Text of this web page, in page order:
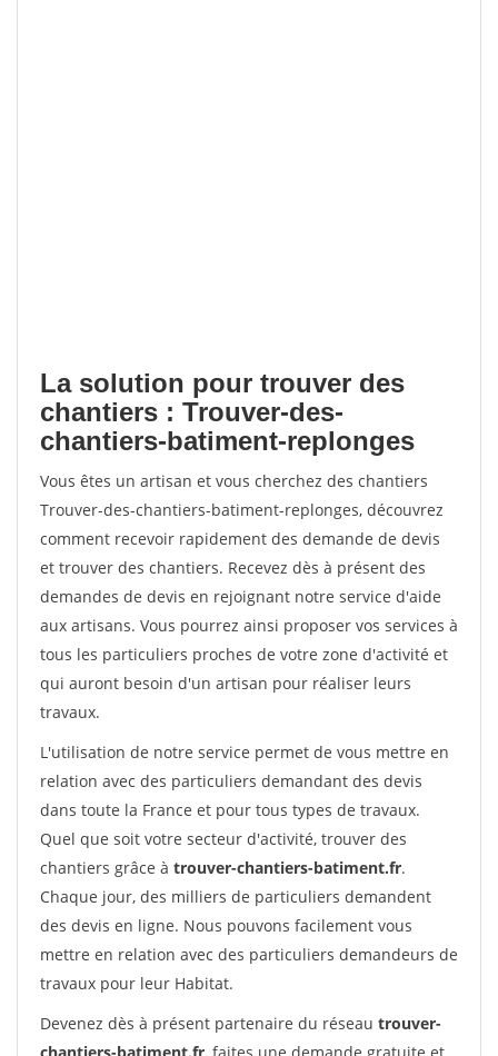
La solution pour trouver des
chantiers : Trouver-des-
chantiers-batiment-replonges
Vous êtes un artisan et vous cherchez des chantiers
Trouver-des-chantiers-batiment-replonges, découvrez
comment recevoir rapidement des demande de devis
et trouver des chantiers. Recevez dès à présent des
demandes de devis en rejoignant notre service d'aide
aux artisans. Vous pourrez ainsi proposer vos services à
tous les particuliers proches de votre zone d'activité et
qui auront besoin d'un artisan pour réaliser leurs
travaux.
L'utilisation de notre service permet de vous mettre en
relation avec des particuliers demandant des devis
dans toute la France et pour tous types de travaux.
Quel que soit votre secteur d'activité, trouver des
chantiers grâce à trouver-chantiers-batiment.fr.
Chaque jour, des milliers de particuliers demandent
des devis en ligne. Nous pouvons facilement vous
mettre en relation avec des particuliers demandeurs de
travaux pour leur Habitat.
Devenez dès à présent partenaire du réseau trouver-